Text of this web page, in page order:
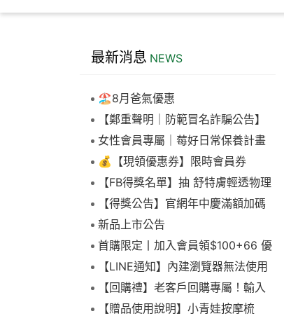
最新消息 NEWS
🏖️8月爸氣優惠
【鄭重聲明｜防範冒名詐騙公告】
女性會員專屬｜莓好日常保養計畫
💰【現領優惠券】限時會員券
【FB得獎名單】抽 舒特膚輕透物理
低敏防曬霜乙名(8/4報到截止)
【得獎公告】官網年中慶滿額加碼
抽FIKA蒸煮料理組2名(7/31截止)
新品上市公告
首購限定丨加入會員領$100+66 優
惠！【LINE通知】內建瀏覽器無法使用
下拉選單
【回購禮】老客戶回購專屬！輸入
折扣碼現折$100
【贈品使用說明】小青娃按摩梳